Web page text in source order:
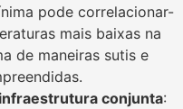
pode correlacionar-
mais baixas na
de maneiras sutis e
conjunta: